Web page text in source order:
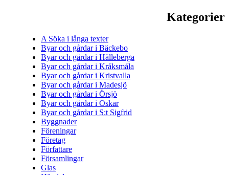
Kategorier
A Söka i långa texter
Byar och gårdar i Bäckebo
Byar och gårdar i Hälleberga
Byar och gårdar i Kråksmåla
Byar och gårdar i Kristvalla
Byar och gårdar i Madesjö
Byar och gårdar i Örsjö
Byar och gårdar i Oskar
Byar och gårdar i S:t Sigfrid
Byggnader
Föreningar
Företag
Författare
Församlingar
Glas